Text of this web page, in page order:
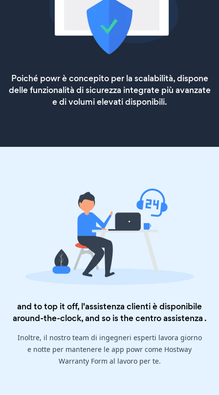
Poiché powr è concepito per la scalabilità, dispone
delle funzionalità di sicurezza integrate più avanzate
e di volumi elevati disponibili.
and to top it off, l'assistenza clienti è disponibile
around-the-clock, and so is thecentro assistenza .
Inoltre, il nostro team di ingegneri esperti lavora giorno
e notte per mantenere le app powr come Hostway
Warranty Form al lavoro per te.